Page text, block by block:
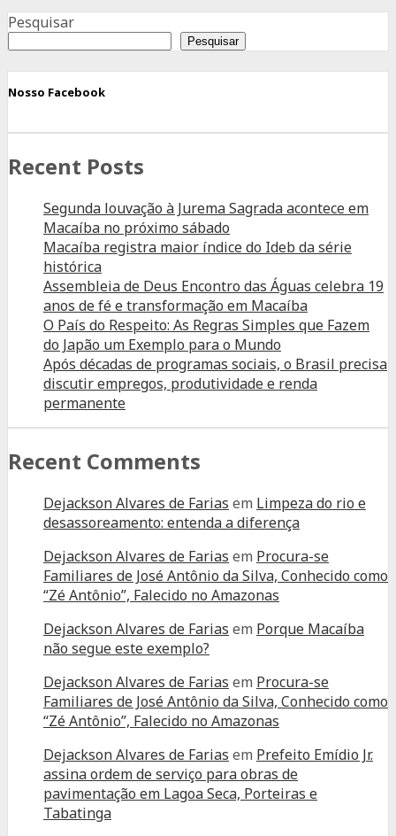
apresentação
do
de
da
escola
Lagoa
do
Mato
Pesquisar
Pesquisar
Nosso Facebook
Recent Posts
Segunda louvação à Jurema Sagrada acontece em
Macaíba no próximo sábado
Macaíba registra maior índice do Ideb da série
histórica
Assembleia de Deus Encontro das Águas celebra 19
anos de fé e transformação em Macaíba
O País do Respeito: As Regras Simples que Fazem
do Japão um Exemplo para o Mundo
Após décadas de programas sociais, o Brasil precisa
discutir empregos, produtividade e renda
permanente
Recent Comments
Dejackson Alvares de Farias em Limpeza do rio e
desassoreamento: entenda a diferença
Dejackson Alvares de Farias em Procura-se
Familiares de José Antônio da Silva, Conhecido como
“Zé Antônio”, Falecido no Amazonas
Dejackson Alvares de Farias em Porque Macaíba
não segue este exemplo?
Dejackson Alvares de Farias em Procura-se
Familiares de José Antônio da Silva, Conhecido como
“Zé Antônio”, Falecido no Amazonas
Dejackson Alvares de Farias em Prefeito Emídio Jr.
assina ordem de serviço para obras de
pavimentação em Lagoa Seca, Porteiras e
Tabatinga